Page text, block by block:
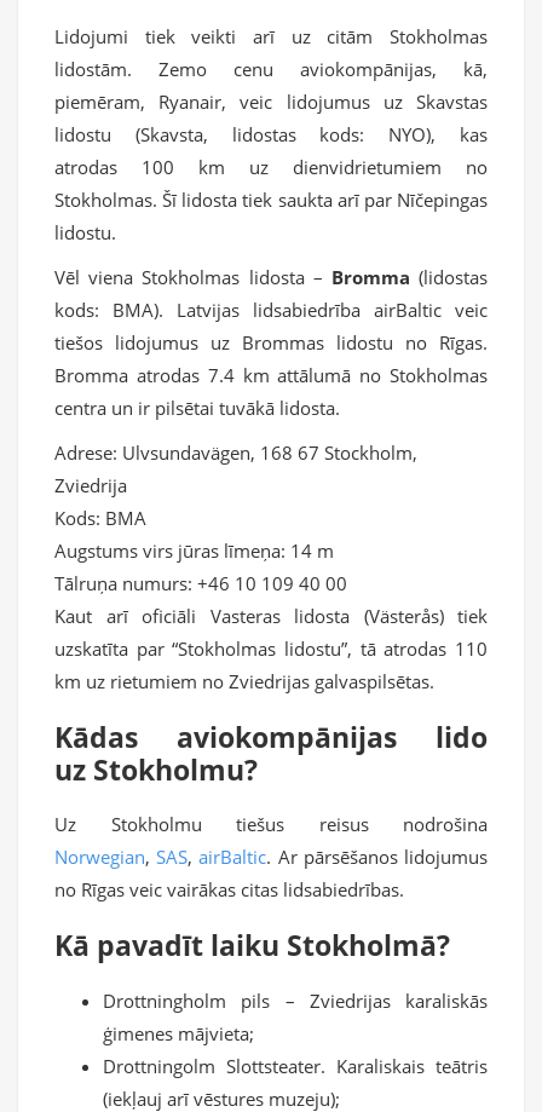
Lidojumi tiek veikti arī uz citām Stokholmas
lidostām. Zemo cenu aviokompānijas, kā,
piemēram, Ryanair, veic lidojumus uz Skavstas
lidostu (Skavsta, lidostas kods: NYO), kas
atrodas 100 km uz dienvidrietumiem no
Stokholmas. Šī lidosta tiek saukta arī par Nīčepingas
lidostu.
Vēl viena Stokholmas lidosta – Bromma (lidostas
kods: BMA). Latvijas lidsabiedrība airBaltic veic
tiešos lidojumus uz Brommas lidostu no Rīgas.
Bromma atrodas 7.4 km attālumā no Stokholmas
centra un ir pilsētai tuvākā lidosta.
Adrese: Ulvsundavägen, 168 67 Stockholm,
Zviedrija
Kods: BMA
Augstums virs jūras līmeņa: 14 m
Tālruņa numurs: +46 10 109 40 00
Kaut arī oficiāli Vasteras lidosta (Västerås) tiek
uzskatīta par “Stokholmas lidostu”, tā atrodas 110
km uz rietumiem no Zviedrijas galvaspilsētas.
Kādas aviokompānijas lido
uz Stokholmu?
Uz Stokholmu tiešus reisus nodrošina
Norwegian,SAS,airBaltic. Ar pārsēšanos lidojumus
no Rīgas veic vairākas citas lidsabiedrības.
Kā pavadīt laiku Stokholmā?
Drottningholm pils – Zviedrijas karaliskās
ģimenes mājvieta;
Drottningolm Slottsteater. Karaliskais teātris
(iekļauj arī vēstures muzeju);